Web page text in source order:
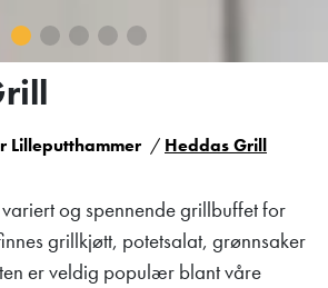
Lilleputthammer Heddas Grill
og spennende grillbuffet for
grillkjøtt, potetsalat, grønnsaker
er veldig populær blant våre